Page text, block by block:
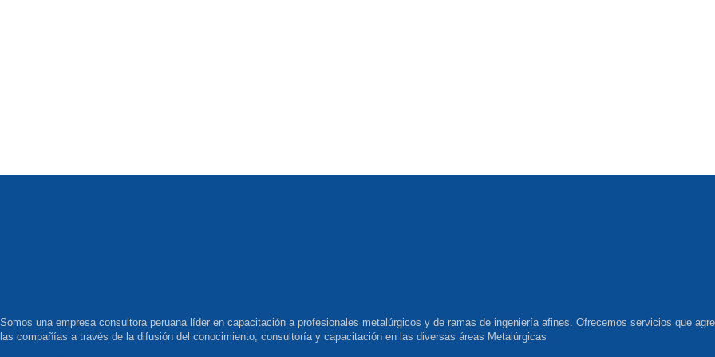
Somos una empresa consultora peruana líder en capacitación a profesionales metalúrgicos y de ramas de ingeniería afines. Ofrecemos servicios que
las compañías a través de la difusión del conocimiento, consultoría y capacitación en las diversas áreas Metalúrgicas